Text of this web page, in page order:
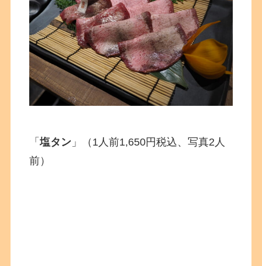
「塩タン 」（1人前1,650円税込、写真2人
前）